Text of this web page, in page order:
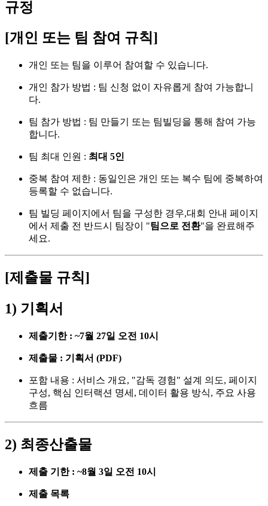
규정
[개인 또는 팀 참여 규칙]
개인 또는 팀을 이루어 참여할 수 있습니다.
개인 참가 방법 : 팀 신청 없이 자유롭게 참여 가능합니
다.
팀 참가 방법 : 팀 만들기 또는 팀빌딩을 통해 참여 가능
합니다.
팀 최대 인원 : 최대 5인
중복 참여 제한 : 동일인은 개인 또는 복수 팀에 중복하여
등록할 수 없습니다.
팀 빌딩 페이지에서 팀을 구성한 경우,대회 안내 페이지
에서 제출 전 반드시 팀장이 "팀으로 전환"을 완료해주
세요.
[제출물 규칙]
1) 기획서
제출기한 : ~7월 27일 오전 10시
제출물 : 기획서 (PDF)
포함 내용 : 서비스 개요, "감독 경험" 설계 의도, 페이지
구성, 핵심 인터랙션 명세, 데이터 활용 방식, 주요 사용
흐름
2) 최종산출물
제출 기한 : ~8월 3일 오전 10시
제출 목록